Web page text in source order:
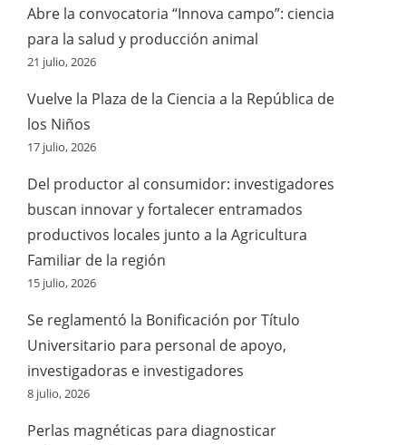
Abre la convocatoria “Innova campo”: ciencia
para la salud y producción animal
21 julio, 2026
Vuelve la Plaza de la Ciencia a la República de
los Niños
17 julio, 2026
Del productor al consumidor: investigadores
buscan innovar y fortalecer entramados
productivos locales junto a la Agricultura
Familiar de la región
15 julio, 2026
Se reglamentó la Bonificación por Título
Universitario para personal de apoyo,
investigadoras e investigadores
8 julio, 2026
Perlas magnéticas para diagnosticar